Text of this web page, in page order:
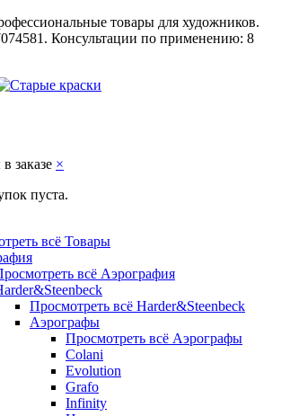
товары для художников.
Консультации по применению: 8
заказе ×
пуста.
всё Товары
всё Аэрография
Просмотреть всё Harder&Steenbeck
Аэрографы
Просмотреть всё Аэрографы
Colani
Evolution
Grafo
Infinity